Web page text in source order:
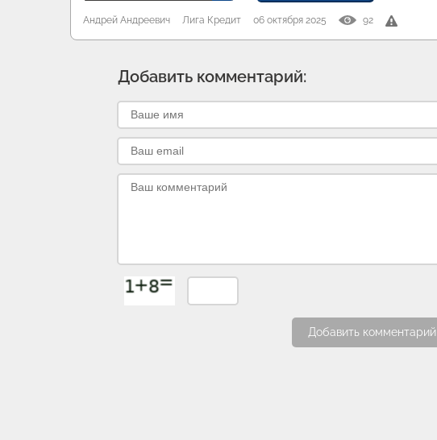
Андрей Андреевич Лига Кредит 06 октября 2025 92
Добавить комментарий:
Добавить комментарий